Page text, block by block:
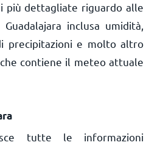
più dettagliate riguardo alle
inclusa umidità,
precipitazioni e molto altro
contiene il meteo attuale
tutte le informazioni